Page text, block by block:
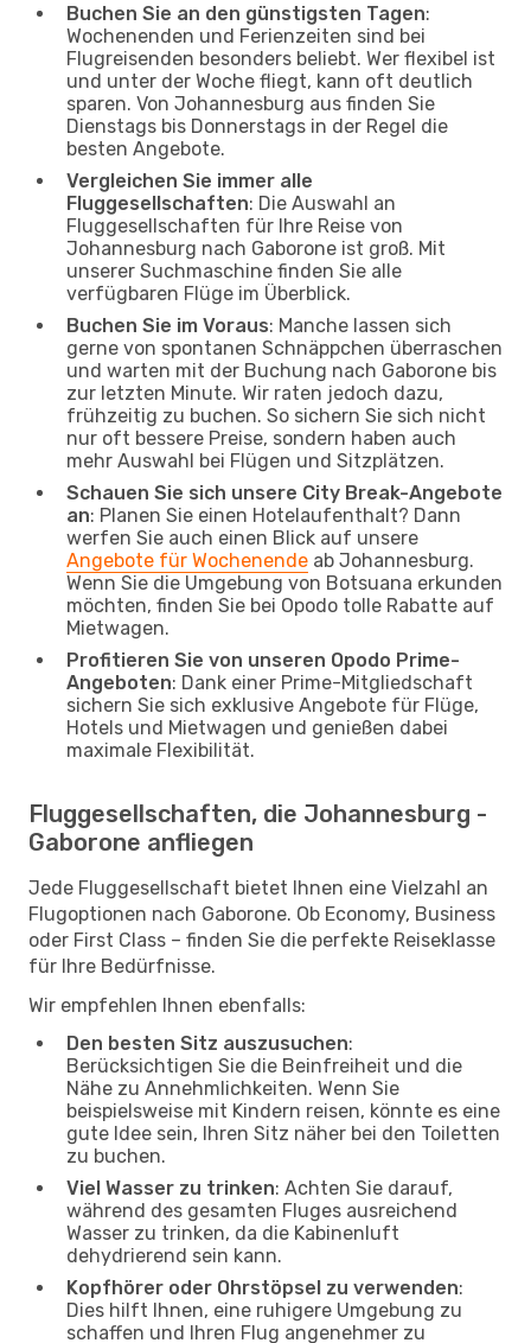
Buchen Sie an den günstigsten Tagen:
Wochenenden und Ferienzeiten sind bei
Flugreisenden besonders beliebt. Wer flexibel ist
und unter der Woche fliegt, kann oft deutlich
sparen. Von Johannesburg aus finden Sie
Dienstags bis Donnerstags in der Regel die
besten Angebote.
Vergleichen Sie immer alle
Fluggesellschaften: Die Auswahl an
Fluggesellschaften für Ihre Reise von
Johannesburg nach Gaborone ist groß. Mit
unserer Suchmaschine finden Sie alle
verfügbaren Flüge im Überblick.
Buchen Sie im Voraus: Manche lassen sich
gerne von spontanen Schnäppchen überraschen
und warten mit der Buchung nach Gaborone bis
zur letzten Minute. Wir raten jedoch dazu,
frühzeitig zu buchen. So sichern Sie sich nicht
nur oft bessere Preise, sondern haben auch
mehr Auswahl bei Flügen und Sitzplätzen.
Schauen Sie sich unsere City Break-Angebote
an: Planen Sie einen Hotelaufenthalt? Dann
werfen Sie auch einen Blick auf unsere
Angebote für Wochenende ab Johannesburg.
Wenn Sie die Umgebung von Botsuana erkunden
möchten, finden Sie bei Opodo tolle Rabatte auf
Mietwagen.
Profitieren Sie von unseren Opodo Prime-
Angeboten: Dank einer Prime-Mitgliedschaft
sichern Sie sich exklusive Angebote für Flüge,
Hotels und Mietwagen und genießen dabei
maximale Flexibilität.
Fluggesellschaften, die Johannesburg -
Gaborone anfliegen
Jede Fluggesellschaft bietet Ihnen eine Vielzahl an
Flugoptionen nach Gaborone. Ob Economy, Business
oder First Class – finden Sie die perfekte Reiseklasse
für Ihre Bedürfnisse.
Wir empfehlen Ihnen ebenfalls:
Den besten Sitz auszusuchen:
Berücksichtigen Sie die Beinfreiheit und die
Nähe zu Annehmlichkeiten. Wenn Sie
beispielsweise mit Kindern reisen, könnte es eine
gute Idee sein, Ihren Sitz näher bei den Toiletten
zu buchen.
Viel Wasser zu trinken: Achten Sie darauf,
während des gesamten Fluges ausreichend
Wasser zu trinken, da die Kabinenluft
dehydrierend sein kann.
Kopfhörer oder Ohrstöpsel zu verwenden:
Dies hilft Ihnen, eine ruhigere Umgebung zu
schaffen und Ihren Flug angenehmer zu